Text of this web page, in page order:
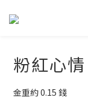
粉紅心
金重約 0.15 錢